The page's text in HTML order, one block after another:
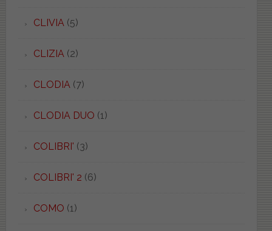
CLIVIA(5)
CLIZIA(2)
CLODIA(7)
CLODIA DUO (1)
COLIBRI' (3)
COLIBRI' 2 (6)
COMO (1)